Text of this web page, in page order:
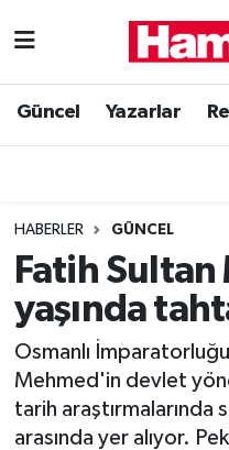
Güncel Yazarlar
HABERLER GÜNCEL
Fatih
yaşında
Osmanlı
Mehmed'in devlet
tarih araştırmalarında
arasında yer alıyor.
Güncel
Magazin
Muğla Haber
Siyaset
Muğla Nöbetçi
Muğla Trafik
Süper Lig Puan
Tüm Manşetler
Son Dakika